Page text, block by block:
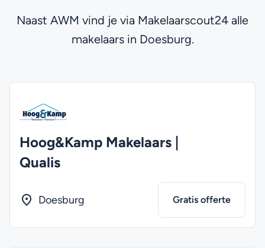
Naast AWM vind je via Makelaarscout24 alle
makelaars in Doesburg.
Hoog&Kamp Makelaars |
Qualis
Doesburg Gratis offerte